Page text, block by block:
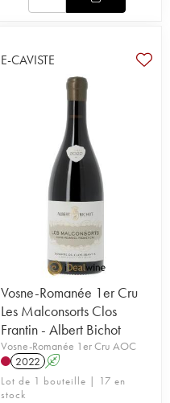
E-CAVISTE
Vosne-Romanée 1er Cru
Les Malconsorts Clos
Frantin - Albert Bichot
Vosne-Romanée 1er Cru AOC
2022 A
Lot de 1 bouteille | 17 en
stock